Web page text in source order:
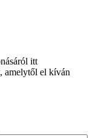
itt
amelytől el kíván